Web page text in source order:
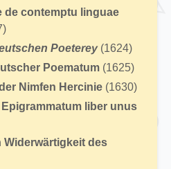
de contemptu linguae
Poeterey(1624)
Poematum (1625)
Nimfen Hercinie (1630)
liber unus
Widerwärtigkeit des